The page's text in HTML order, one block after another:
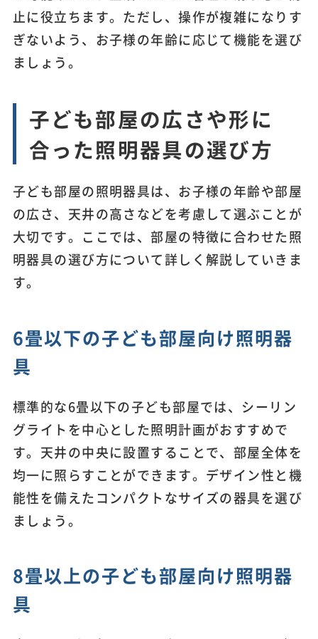
止に役立ちます。ただし、操作が複雑になりす
ぎないよう、お子様の年齢に応じて機能を選び
ましょう。
子ども部屋の広さや形に
合った照明器具の選び方
子ども部屋の照明器具は、お子様の年齢や部屋
の広さ、天井の高さなどを考慮して選ぶことが
大切です。ここでは、部屋の特徴に合わせた照
明器具の選び方について詳しく解説していきま
す。
6畳以下の子ども部屋向け照明器
具
標準的な6畳以下の子ども部屋では、シーリン
グライトを中心とした照明計画がおすすめで
す。天井の中央に設置することで、部屋全体を
均一に照らすことができます。デザイン性と機
能性を備えたコンパクトなサイズの器具を選び
ましょう。
8畳以上の子ども部屋向け照明器
具